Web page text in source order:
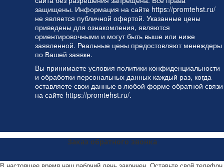
защищены. Информация на сайте https://promtehst.ru/
не является публичной офертой. Указанные цены
приведены для ознакомления, являются
ориентировочными и могут быть выше или ниже
заявленной. Реальные цены предостовляют менеждеры
по Вашей заявке.
Вы принимаете условия политики конфиденциальности
и обработки персональных данных каждый раз, когда
оставляете свои данные в любой форме обратной связи
на сайте https://promtehst.ru/.
Заказ обратного звонка